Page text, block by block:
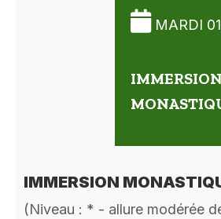
MARDI
IMMERSION
IMMERSION
(Niveau : * - allure modérée